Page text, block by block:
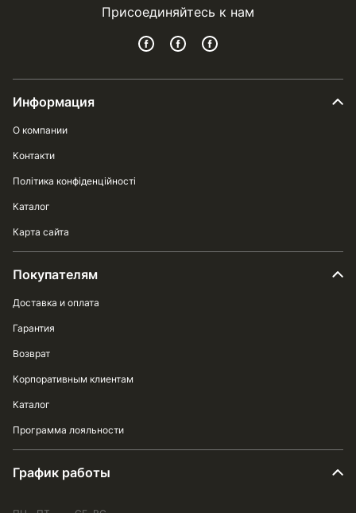
Присоединяйтесь к нам
Информация
О компании
Контакти
Політика конфіденційності
Каталог
Карта сайта
Покупателям
Доставка и оплата
Гарантия
Возврат
Корпоративным клиентам
Каталог
Программа лояльности
График работы